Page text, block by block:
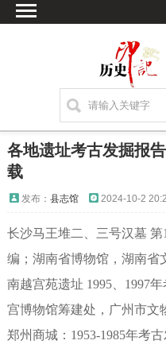
方志
考古
各地遗址考古发掘报
载
发布： 县志馆 2024-10-2
长沙马王堆二、三号汉墓
编；湖南省博物馆，湖南省
南越宫苑遗址 1995、1997
宫博物馆筹建处，广州市文
郑州商城：1953-1985年考